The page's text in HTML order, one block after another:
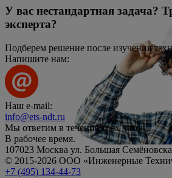
У вас нестандартная задача?
эксперта?
Подберем решение после изучения
Напишите нам:
Наш e-mail:
info@ets-ndt.ru
Мы ответим в течениетрёх часов!
В рабочее время.
107023 Москва ул. Большая
© 2015-2026 ООО «Инженерные
+7 (495) 134-44-73